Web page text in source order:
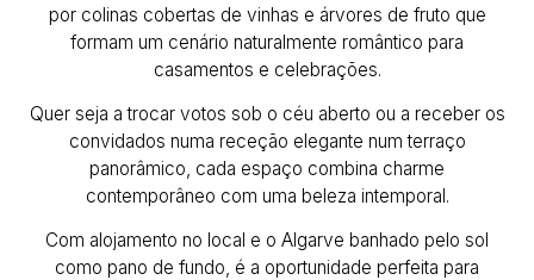
por colinas cobertas de vinhas e árvores de fruto que
formam um cenário naturalmente romântico para
casamentos e celebrações.
Quer seja a trocar votos sob o céu aberto ou a receber os
convidados numa receção elegante num terraço
panorâmico, cada espaço combina charme
contemporâneo com uma beleza intemporal.
Com alojamento no local e o Algarve banhado pelo sol
como pano de fundo, é a oportunidade perfeita para